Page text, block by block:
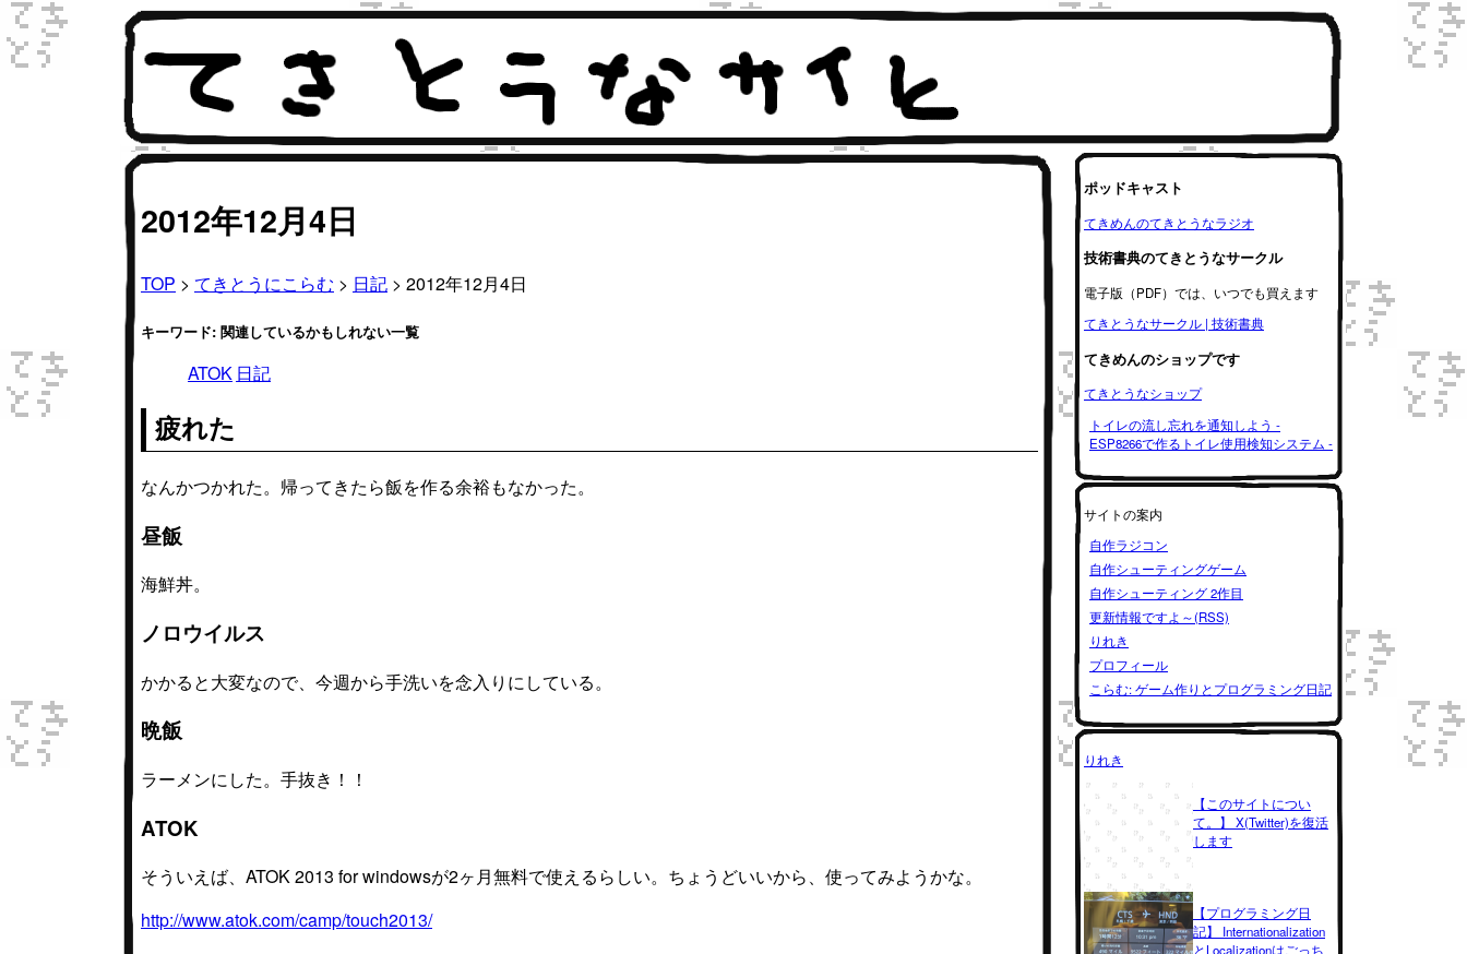
2012年12月4日
TOP > てきとうにこらむ > 日記 > 2012年12月4日
キーワード: 関連しているかもしれない一覧
ATOK 日記
疲れた
なんかつかれた。帰ってきたら飯を作る余裕もなかった。
昼飯
海鮮丼。
ノロウイルス
かかると大変なので、今週から手洗いを念入りにしている。
晩飯
ラーメンにした。手抜き！！
ATOK
そういえば、ATOK 2013 for windowsが2ヶ月無料で使えるらしい。ちょうどいいから、使ってみようかな。
http://www.atok.com/camp/touch2013/
ポッドキャスト
てきめんのてきとうなラジオ
技術書典のてきとうなサークル
電子版（PDF）では、いつでも買えます
てきとうなサークル | 技術書典
てきめんのショップです
てきとうなショップ
トイレの流し忘れを通知しよう -
ESP8266で作るトイレ使用検知システム -
サイトの案内
自作ラジコン
自作シューティングゲーム
自作シューティング 2作目
更新情報ですよ～(RSS)
りれき
プロフィール
こらむ: ゲーム作りとプログラミング日記
りれき
【このサイトについ
て。】 X(Twitter)を復活
します
【プログラミング日
記】 Internationalization
とLocalizationはごっち